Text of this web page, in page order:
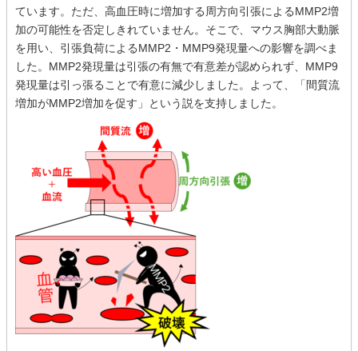
ています。ただ、高血圧時に増加する周方向引張によるMMP2増
加の可能性を否定しきれていません。そこで、マウス胸部大動脈
を用い、引張負荷によるMMP2・MMP9発現量への影響を調べま
した。MMP2発現量は引張の有無で有意差が認められず、MMP9
発現量は引っ張ることで有意に減少しました。よって、「間質流
増加がMMP2増加を促す」という説を支持しました。